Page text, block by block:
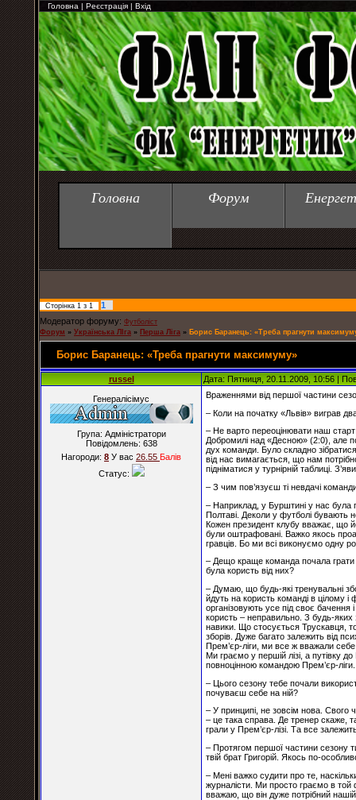
Головна | Реєстрація | Вхід
Головна Форум
Сторінка 1 з 1
1
Модератор форуму: Футболіст
Форум » Українська ЛІга » Перша Ліга » Борис Баранець: «Треба прагнути
Борис Баранець: «Треба прагнути максимуму»
russel Дата: Пятниця, 20.11.2009, 10:56 |
Генералісімус
Група: Адміністратори
Повідомлень: 638
Нагороди: 8 У вас 26.55 Балiв
Статус:
Враженнями від першої частини
– Коли на початку «Львів» виграв
– Не варто переоцінювати наш
Добромилі над «Десною» (2:0), але
дух команди. Було складно
від нас вимагається, що нам
підніматися у турнірній таблиці.
– З чим пов’язуєш ті невдачі
– Наприклад, у Бурштині у нас була
Полтаві. Деколи у футболі бувають
Кожен президент клубу вважає, що
були оштрафовані. Важко якось
гравців. Бо ми всі виконуємо одну
– Дещо краще команда почала грати
була користь від них?
– Думаю, що будь-які тренувальні
йдуть на користь команді в цілому і
організовують усе під своє
користь – неправильно. З будь-яких
навики. Що стосується Трускавця,
зборів. Дуже багато залежить від
Прем’єр-ліги, ми все ж вважали
Ми граємо у першій лізі, а путівку
повноцінною командою Прем’єр-ліги.
– Цього сезону тебе почали
почуваєш себе на ній?
– У принципі, не зовсім нова.
– це така справа. Де тренер скаже,
грали у Прем’єр-лізі. Та все
– Протягом першої частини сезону
твій брат Григорій. Якось по-
– Мені важко судити про те,
журналісти. Ми просто граємо в
вважаю, що він дуже потрібний нашій